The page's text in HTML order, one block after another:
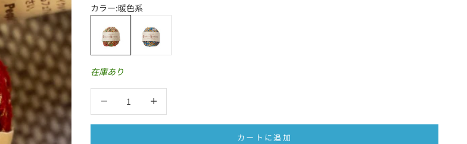
カラー:暖色系
在庫あり
カートに追加